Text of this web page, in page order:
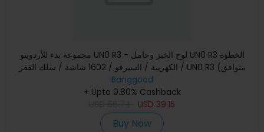
مجموعة بدء للأردوينو UN0 R3 - لوح الخبز وحامل UN0 R3 الخطوة
الكهربية / السيرفو / 1602 شاشة / سلك القفز / UN0 R3 (متوافق
Banggood
+ Upto 9.80% Cashback
USD 39.15
Buy Now